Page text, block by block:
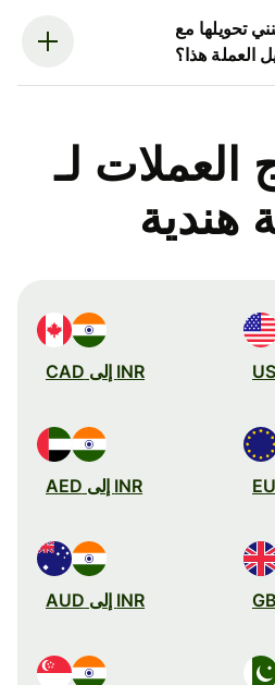
تحويلها مع
العملة هذا؟
العملات لـ
هندية
INR إلى CAD
INR إلى AED
INR إلى AUD